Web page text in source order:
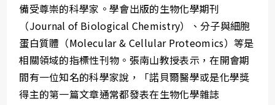
備受尊崇的科學家。學會出版的生物化學期刊
（Journal of Biological Chemistry）、分子與細胞
蛋白質體（Molecular & Cellular Proteomics）等是
相關領域的指標性刊物。張南山教授表示，在開會期
間有一位知名的科學家說，「諾貝爾醫學或是化學獎
得主的第一篇文章通常都發表在生物化學雜誌